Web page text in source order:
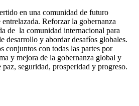
en una comunidad de futuro
Reforzar la gobernanza
de la comunidad internacional para
desarrollo y abordar desafíos globales.
conjuntos con todas las partes por
y mejora de la gobernanza global y
seguridad, prosperidad y progreso.